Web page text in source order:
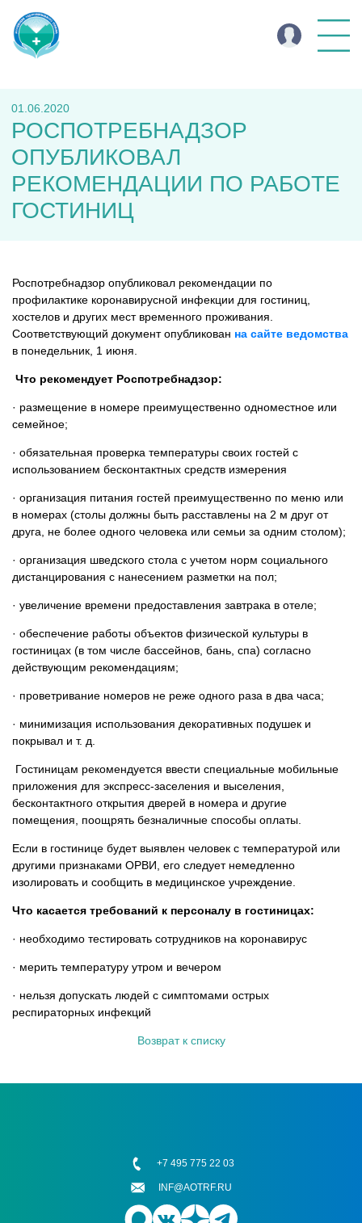
01.06.2020
РОСПОТРЕБНАДЗОР
ОПУБЛИКОВАЛ
РЕКОМЕНДАЦИИ ПО РАБОТЕ
ГОСТИНИЦ
Роспотребнадзор опубликовал рекомендации по
профилактике коронавирусной инфекции для гостиниц,
хостелов и других мест временного проживания.
Соответствующий документ опубликован на сайте ведомства
в понедельник, 1 июня.
Что рекомендует Роспотребнадзор:
· размещение в номере преимущественно одноместное или
семейное;
· обязательная проверка температуры своих гостей с
использованием бесконтактных средств измерения
· организация питания гостей преимущественно по меню или
в номерах (столы должны быть расставлены на 2 м друг от
друга, не более одного человека или семьи за одним столом);
· организация шведского стола с учетом норм социального
дистанцирования с нанесением разметки на пол;
· увеличение времени предоставления завтрака в отеле;
· обеспечение работы объектов физической культуры в
гостиницах (в том числе бассейнов, бань, спа) согласно
действующим рекомендациям;
· проветривание номеров не реже одного раза в два часа;
· минимизация использования декоративных подушек и
покрывал и т. д.
Гостиницам рекомендуется ввести специальные мобильные
приложения для экспресс-заселения и выселения,
бесконтактного открытия дверей в номера и другие
помещения, поощрять безналичные способы оплаты.
Если в гостинице будет выявлен человек с температурой или
другими признаками ОРВИ, его следует немедленно
изолировать и сообщить в медицинское учреждение.
Что касается требований к персоналу в гостиницах:
· необходимо тестировать сотрудников на коронавирус
· мерить температуру утром и вечером
· нельзя допускать людей с симптомами острых
респираторных инфекций
Возврат к списку
+7 495 775 22 03
INF@AOTRF.RU